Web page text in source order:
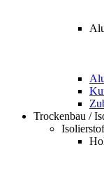
Trockenbau /